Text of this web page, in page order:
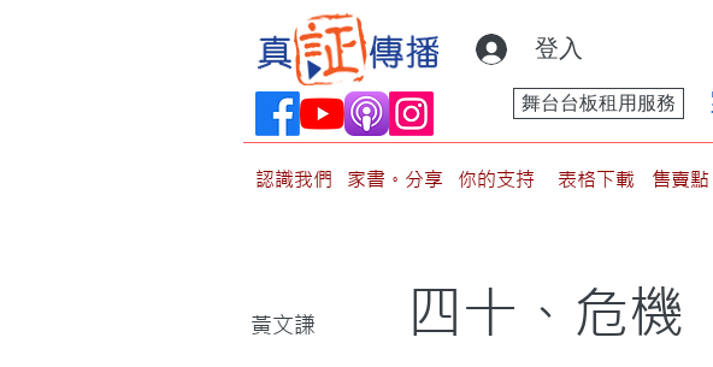
登入
舞台台板租用服務
認識我們 家書。分享 你的支持 表格下載 售賣點
黃文謙 四十、危機